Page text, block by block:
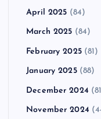
April 2025 (84)
March 2025 (84)
February 2025(81)
January 2025(88)
December 2024
November 2024